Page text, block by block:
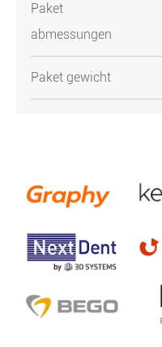
Paket
abmessungen
Paket gewicht